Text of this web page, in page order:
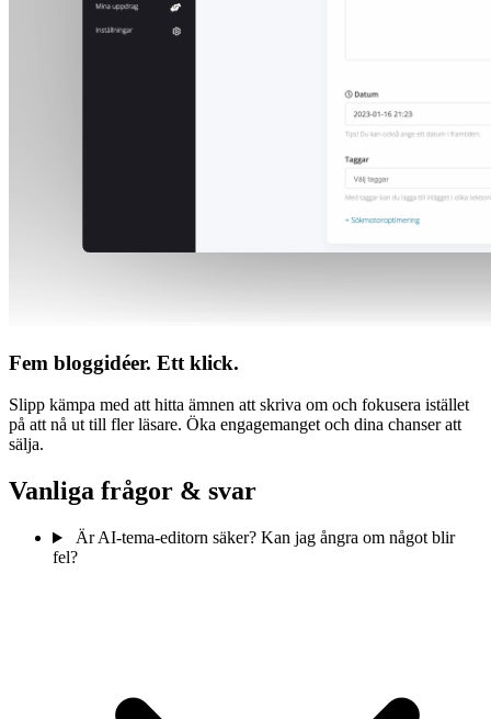
Fem bloggidéer. Ett klick.
Slipp kämpa med att hitta ämnen att skriva om och fokusera istället
på att nå ut till fler läsare. Öka engagemanget och dina chanser att
sälja.
Vanliga frågor & svar
Är AI-tema-editorn säker? Kan jag ångra om något blir
fel?